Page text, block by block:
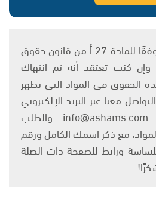
يتم الاستخدام المواد وفقًا للمادة 27 أ من قانون حقوق
والنشر 2007، وإن كنت تعتقد أنه تم انتهاك
الحقوق في المواد التي تظهر
معنا عبر البريد الإلكتروني
على العنوان التالي: info@ashams.com والطلب
مع ذكر اسمك الكامل ورقم
ورابط للصفحة ذات الصلة